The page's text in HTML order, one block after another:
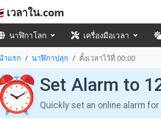
เวลาใน.com
นาฬิกาโลก เครื่องมือเวลา
าแรก นาฬิกาปลุก ตั้งเวลาไว้ที่ 00:00
Set Alarm to
Quickly set an online alarm